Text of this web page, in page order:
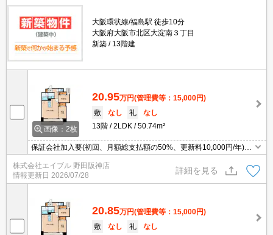
大阪環状線/福島駅 徒歩10分
大阪府大阪市北区大淀南３丁目
新築
13階建
画像：2枚
20.95万円(管理費等：15,000円)
敷
なし 礼
なし
13階
2LDK 50.74m²
保証会社加入要(初回、月額総支払額の50%、更新料10,000円/年)。
株式会社エイブル 野田阪神店
情報更新日 2026/07/28
詳細を見る
20.85万円(管理費等：15,000円)
敷
なし 礼 なし